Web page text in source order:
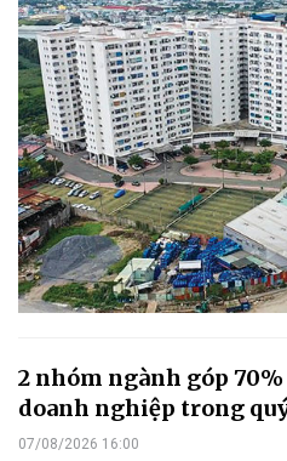
2 nhóm ngành góp
doanh nghiệp trong
07/08/2026 16:00